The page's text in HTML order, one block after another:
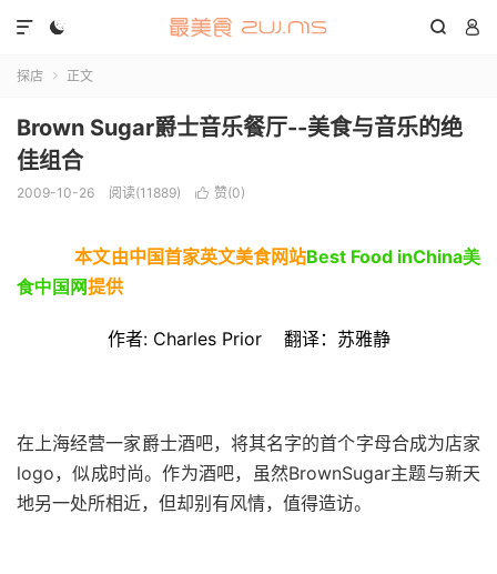
  

探店  正文
Brown Sugar爵士音乐餐厅--美食与音乐的绝
佳组合
2009-10-26 阅读(11889)  赞(0)
本文由中国首家英文美食网站Best Food inChina美
食中国网提供
作者: Charles Prior 翻译：苏雅静
在上海经营一家爵士酒吧，将其名字的首个字母合成为店家
logo，似成时尚。作为酒吧，虽然BrownSugar主题与新天
地另一处所相近，但却别有风情，值得造访。